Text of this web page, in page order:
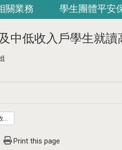
關業務 學生團體平安
中低收入戶學生就
Print this page